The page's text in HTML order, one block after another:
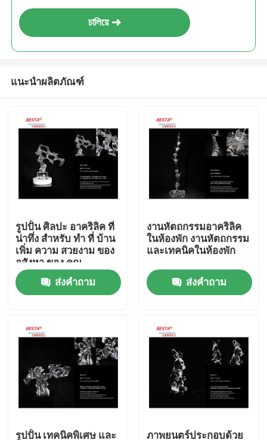
บ้าน
สินค้า
চালিয়ে
แนะนำผลิตภัณฑ์
รูปปั้น ศิลปะ อาคริลิค ที่
น่าทึ่ง สําหรับ ทํา ที่ บ้าน
เพิ่ม ความ สวยงาม ของ
อสังหา ของ คุณ
ส่งคำถาม
งานหัตถกรรมอาคริลิค
ในห้องพัก งานหัตถกรรม
และเทคนิคในห้องพัก
ส่งคำถาม
รูปปั้น เทคนิคพิเศษ และ
ภาพยนตร์ประกอบด้วย